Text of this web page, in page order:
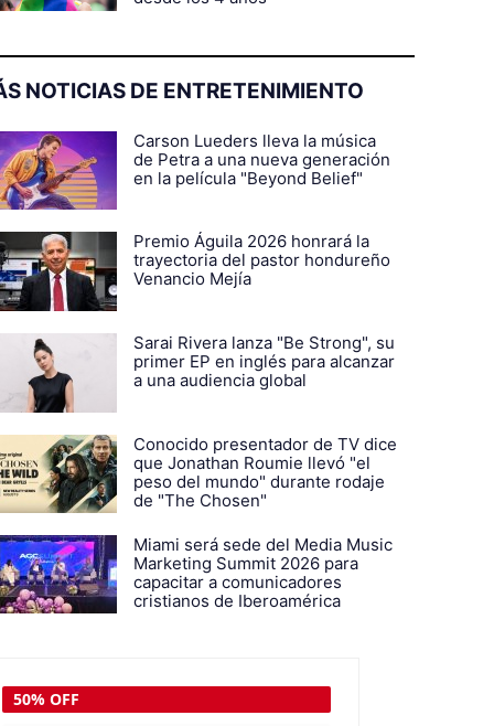
NOTICIAS DE ENTRETENIMIENTO
Carson Lueders lleva la música
de Petra a una nueva generación
en la película "Beyond Belief"
Premio Águila 2026 honrará la
trayectoria del pastor hondureño
Venancio Mejía
Sarai Rivera lanza "Be Strong", su
primer EP en inglés para alcanzar
a una audiencia global
Conocido presentador de TV dice
que Jonathan Roumie llevó "el
peso del mundo" durante rodaje
de "The Chosen"
Miami será sede del Media Music
Marketing Summit 2026 para
capacitar a comunicadores
cristianos de Iberoamérica
50% OFF